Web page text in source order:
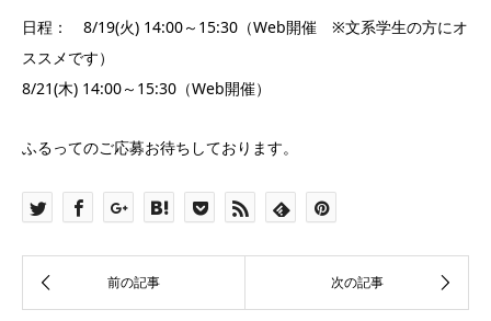
日程： 8/19(火) 14:00～15:30（Web開催 ※文系学生の方にオ
ススメです）
8/21(木) 14:00～15:30（Web開催）
ふるってのご応募お待ちしております。